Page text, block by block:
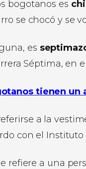
bogotanos es
se chocó y se
es
Séptima, en
tienen un
a la
con el Instituto
refiere a una